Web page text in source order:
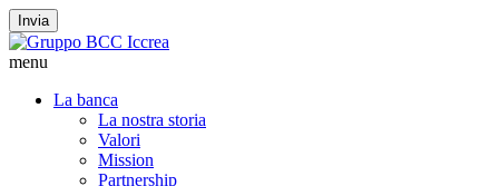
Invia
menu
La banca
La nostra storia
Valori
Mission
Partnership